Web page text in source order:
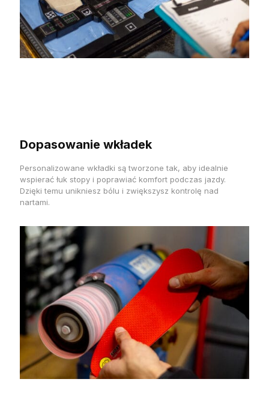
Dopasowanie wkładek
Personalizowane wkładki są tworzone tak, aby idealnie
wspierać łuk stopy i poprawiać komfort podczas jazdy.
Dzięki temu unikniesz bólu i zwiększysz kontrolę nad
nartami.